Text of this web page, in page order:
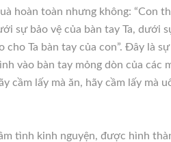
hoàn toàn nhưng không: “Con
sự bảo vệ của bàn tay Ta, dưới
cho Ta bàn tay của con”. Đây là
vào bàn tay mỏng dòn của các
cầm lấy mà ăn, hãy cầm lấy mà
tình kinh nguyện, được hình